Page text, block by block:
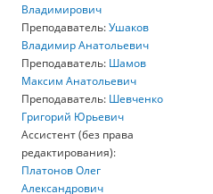
Владимирович
Преподаватель:Ушаков
Владимир Анатольевич
Преподаватель: Шамов
Максим Анатольевич
Преподаватель: Шевченко
Григорий Юрьевич
Ассистент (без права
редактирования):
Платонов Олег
Александрович